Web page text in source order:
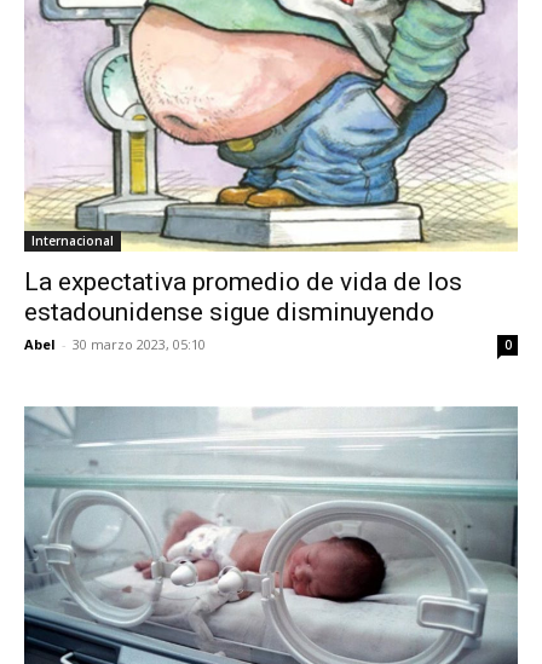
Internacional
La expectativa promedio de vida de los
estadounidense sigue disminuyendo
Abel - 30 marzo 2023, 05:10 0